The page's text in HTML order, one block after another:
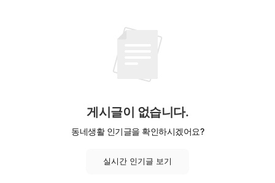
게시글이 없습니다.
동네생활 인기글을 확인하시겠어요?
실시간 인기글 보기